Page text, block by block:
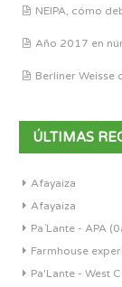
NEIPA, cómo
Año 2017 en
Berliner Weisse
ÚLTIMAS
Afayaiza
Afayaiza
Pa´Lante - APA
Farmhouse
Pa'Lante - West